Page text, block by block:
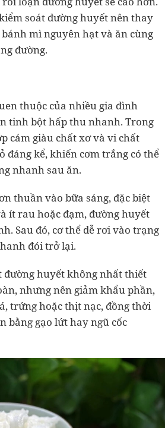
soát đường huyết nên thay
mì nguyên hạt và ăn cùng
đường.
thuộc của nhiều gia đình
tinh bột hấp thu nhanh. Trong
cám giàu chất xơ và vi chất
đáng kể, khiến cơm trắng có thể
nhanh sau ăn.
thuần vào bữa sáng, đặc biệt
ít rau hoặc đạm, đường huyết
Sau đó, cơ thể dễ rơi vào trạng
đói trở lại.
đường huyết không nhất thiết
nhưng nên giảm khẩu phần,
trứng hoặc thịt nạc, đồng thời
bằng gạo lứt hay ngũ cốc